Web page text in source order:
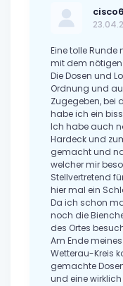
Eine tolle Runde
mit dem nötigen
Die Dosen und
Ordnung und
Zugegeben, bei
habe ich ein
Ich habe auch
Hardeck und
gemacht und
welcher mir
Stellvertretend
hier mal ein
Da ich schon
noch die
des Ortes
Am Ende
Wetterau-Kreis
gemachte
und eine